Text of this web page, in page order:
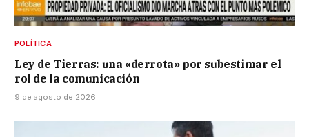
POLÍTICA
Ley de Tierras: una «derrota» por subestimar el
rol de la comunicación
9 de agosto de 2026